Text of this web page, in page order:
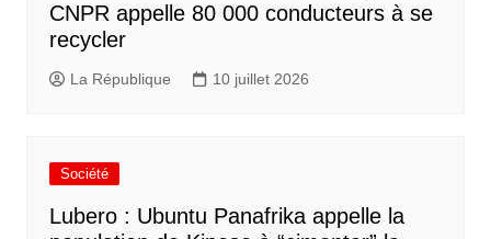
CNPR appelle 80 000 conducteurs à se
recycler
La République 10 juillet 2026
Société
Lubero : Ubuntu Panafrika appelle la